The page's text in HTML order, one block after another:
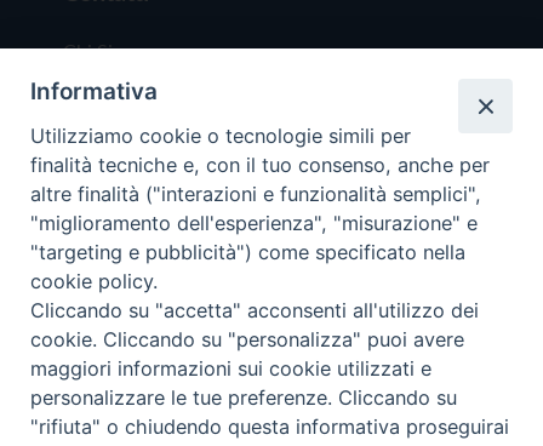
Chi Siamo
Redazione
Scrivici
Copyright © 2019 - Tutti i diritti riservati - Vita
Trentina Editrice
Privacy Policy
Torna
Informativa
Utilizziamo cookie o tecnologie simili per
finalità tecniche e, con il tuo consenso, anche per
altre finalità ("interazioni e funzionalità semplici",
"miglioramento dell'esperienza", "misurazione" e
"targeting e pubblicità") come specificato nella
cookie policy.
Cliccando su "accetta" acconsenti all'utilizzo dei
cookie. Cliccando su "personalizza" puoi avere
maggiori informazioni sui cookie utilizzati e
personalizzare le tue preferenze. Cliccando su
"rifiuta" o chiudendo questa informativa proseguirai